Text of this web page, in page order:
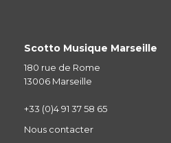
Scotto Musique Marseille
180 rue de Rome
13006 Marseille
+33 (0)4 91 37 58 65
Nous contacter